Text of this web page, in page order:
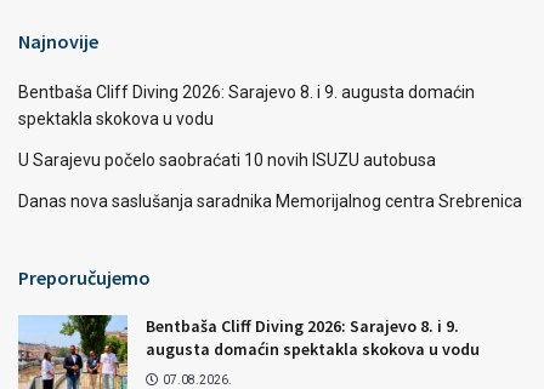
Najnovije
Bentbaša Cliff Diving 2026: Sarajevo 8. i 9. augusta domaćin
spektakla skokova u vodu
U Sarajevu počelo saobraćati 10 novih ISUZU autobusa
Danas nova saslušanja saradnika Memorijalnog centra Srebrenica
Preporučujemo
Bentbaša Cliff Diving 2026: Sarajevo 8. i 9.
augusta domaćin spektakla skokova u vodu
07.08.2026.